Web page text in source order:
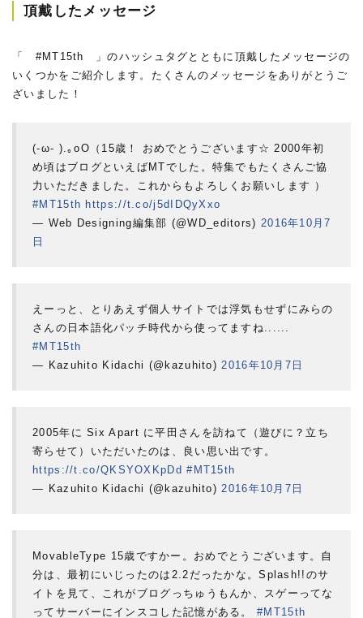
頂戴したメッセージ
「 #MT15th 」のハッシュタグとともに頂戴したメッセージの
いくつかをご紹介します。たくさんのメッセージをありがとうご
ざいました！
(-ω- ).｡oO（15歳！ おめでとうございます☆ 2000年初
め頃はブログといえばMTでした。特集でもたくさんご協
力いただきました。これからもよろしくお願いします ）
#MT15th https://t.co/j5dIDQyXxo
— Web Designing編集部 (@WD_editors) 2016年10月7
日
えーっと、とりあえず個人サイトでは浮気もせずにみらの
さんの日本語化パッチ時代から使ってますね......
#MT15th
— Kazuhito Kidachi (@kazuhito) 2016年10月7日
2005年に Six Apart に平田さんを訪ねて（遊びに？立ち
寄らせて）いただいたのは、良い思い出です。
https://t.co/QKSYOXKpDd #MT15th
— Kazuhito Kidachi (@kazuhito) 2016年10月7日
MovableType 15歳ですかー。おめでとうございます。自
分は、最初にいじったのは2.2だったかな。Splash!!のサ
イトを見て、これがブログっちゅうもんか、スゲーってな
ってサーバーにインスコした記憶がある。#MT15th